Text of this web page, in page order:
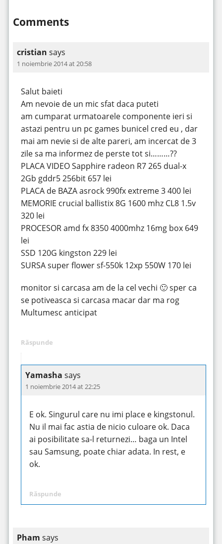
Comments
cristian says
1 noiembrie 2014 at 20:58
Salut baieti
Am nevoie de un mic sfat daca puteti
am cumparat urmatoarele componente ieri si
astazi pentru un pc games bunicel cred eu , dar
mai am nevie si de alte pareri, am incercat de 3
zile sa ma informez de perste tot si………??
PLACA VIDEO Sapphire radeon R7 265 dual-x
2Gb gddr5 256bit 657 lei
PLACA de BAZA asrock 990fx extreme 3 400 lei
MEMORIE crucial ballistix 8G 1600 mhz CL8 1.5v
320 lei
PROCESOR amd fx 8350 4000mhz 16mg box 649
lei
SSD 120G kingston 229 lei
SURSA super flower sf-550k 12xp 550W 170 lei
monitor si carcasa am de la cel vechi 🙂 sper ca
se potiveasca si carcasa macar dar ma rog
Multumesc anticipat
Răspunde
Yamasha says
1 noiembrie 2014 at 22:25
E ok. Singurul care nu imi place e kingstonul.
Nu il mai fac astia de nicio culoare ok. Daca
ai posibilitate sa-l returnezi… baga un Intel
sau Samsung, poate chiar adata. In rest, e
ok.
Răspunde
Pham says